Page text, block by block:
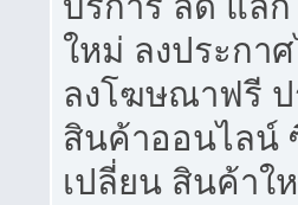
ใหม่ ลงประกา
ลงโฆษณาฟรี
สินค้าออนไลน์
เปลี่ยน สินค้าใ